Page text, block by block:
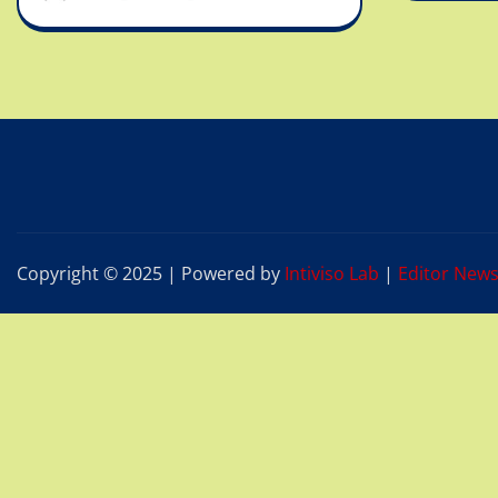
Copyright © 2025 | Powered by Intiviso Lab | Editor News